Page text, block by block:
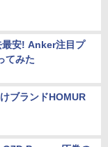
安! Anker注目プ
てみた
ブランドHOMUR